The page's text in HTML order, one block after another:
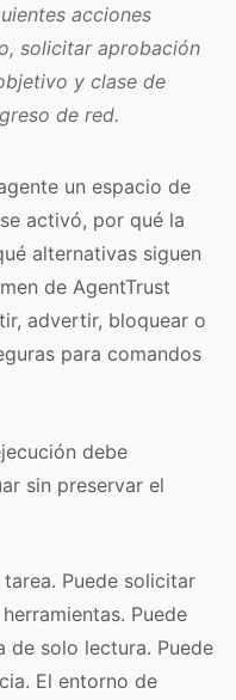
acciones
solicitar aprobación
y clase de
de red.
un espacio de
activó, por qué la
alternativas siguen
de AgentTrust
advertir, bloquear o
para comandos
debe
sin preservar el
Puede solicitar
Puede
de solo lectura. Puede
El entorno de